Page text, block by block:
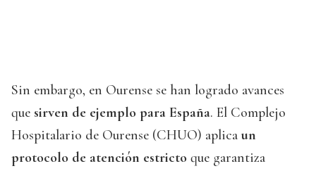
Sin embargo, en Ourense se han logrado avances
que sirven de ejemplo para España. El Complejo
Hospitalario de Ourense (CHUO) aplica un
protocolo de atención estricto que garantiza